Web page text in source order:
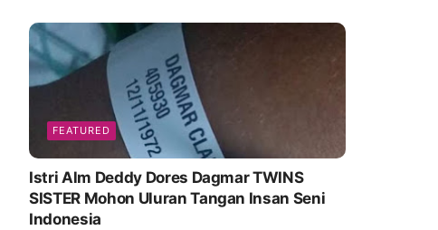
FEATURED
Istri Alm Deddy Dores Dagmar TWINS
SISTER Mohon Uluran Tangan Insan Seni
Indonesia